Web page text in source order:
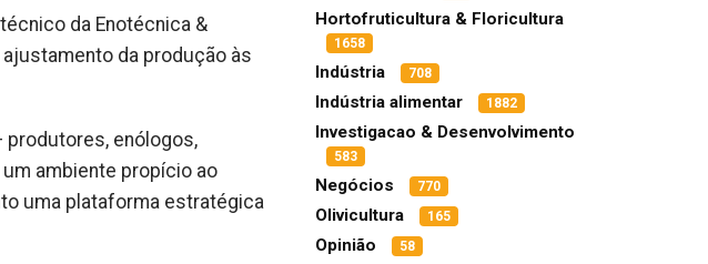
da Enotécnica &
da produção às
enólogos,
ambiente propício ao
uma plataforma estratégica
Hortofruticultura & Floricultura
1658
Indústria 708
Indústria alimentar 1882
Investigacao & Desenvolvimento
583
Negócios 770
Olivicultura 165
Opinião 58